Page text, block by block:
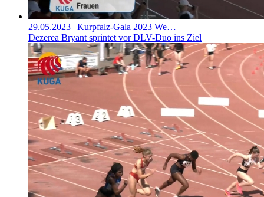
29.05.2023 | Kurpfalz-Gala 2023 We…
Dezerea Bryant sprintet vor DLV-Duo ins Ziel